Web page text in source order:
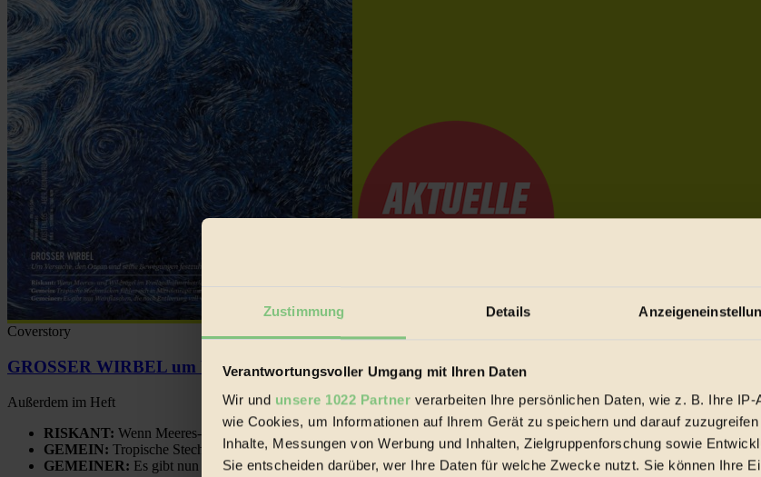
Zustimmung Details
Verantwortungsvoller Umgang mit Ihren Daten
Wir und unsere 1022 Partner verarbeiten Ihre persönlichen Daten, wie z. B. Ihre
wie Cookies, um Informationen auf Ihrem Gerät zu speichern und darauf
Inhalte, Messungen von Werbung und Inhalten, Zielgruppenforschung sowie
Sie entscheiden darüber, wer Ihre Daten für welche Zwecke nutzt. Sie können Ihre
Coverstory
GROSSER WIRBEL um Versuche, den Ozean und seine Bewegungen festzuhalten.
Außerdem im Heft
RISKANT: Wenn Meeres- und Wildvögel im Freilandhühnerbetrieb vorbeischauen.
GEMEIN: Tropische Stechmücken fühlen sich in Mitteleuropa inziwschen oft zu Hause.
GEMEINER: Es gibt nun Weinflaschen, die nach Entleerung voll wieder zu dir zurückkommen.